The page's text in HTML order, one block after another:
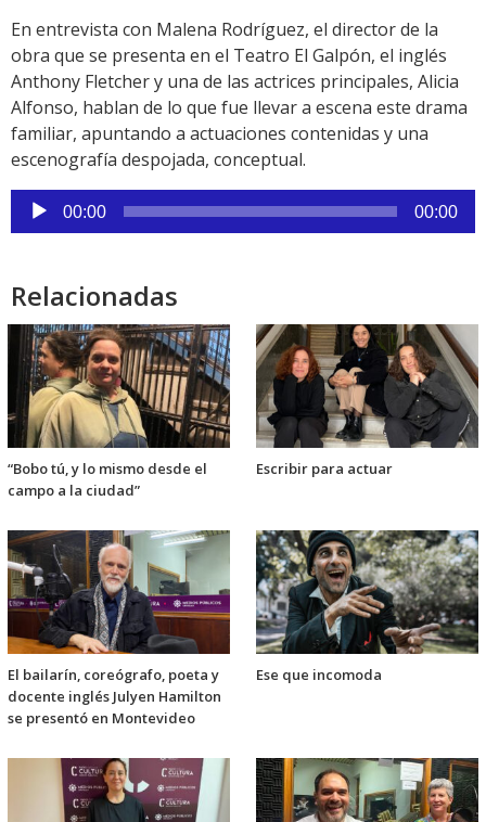
En entrevista con Malena Rodríguez, el director de la
obra que se presenta en el Teatro El Galpón, el inglés
Anthony Fletcher y una de las actrices principales, Alicia
Alfonso, hablan de lo que fue llevar a escena este drama
familiar, apuntando a actuaciones contenidas y una
escenografía despojada, conceptual.
Reproductor
de
00:00 00:00
Relacionadas
“Bobo tú, y lo mismo desde el
campo a la ciudad”
Escribir para actuar
El bailarín, coreógrafo, poeta y
docente inglés Julyen Hamilton
se presentó en Montevideo
Ese que incomoda